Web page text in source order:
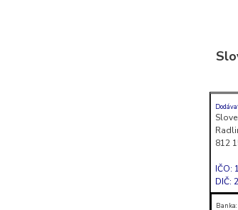
812
IČO:
DIČ:
Banka: